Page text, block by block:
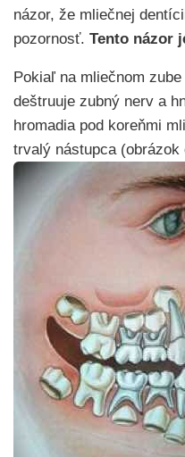
názor, že mliečnej
pozornosť. Tento názor
Pokiaľ na mliečnom
deštruuje zubný nerv a
hromadia pod koreňmi
trvalý nástupca (obrázok